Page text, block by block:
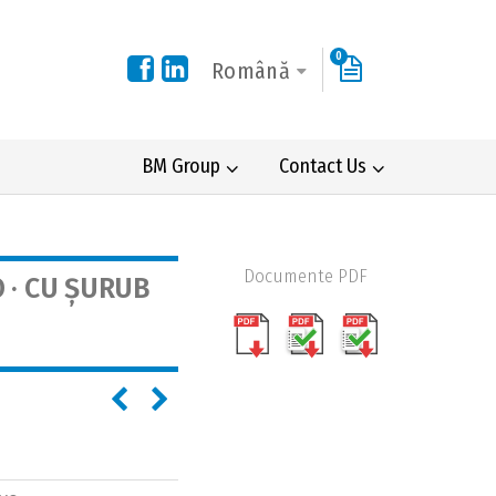
Română
0
Contact Us
BM Group
CU ȘURUB
Documente PDF